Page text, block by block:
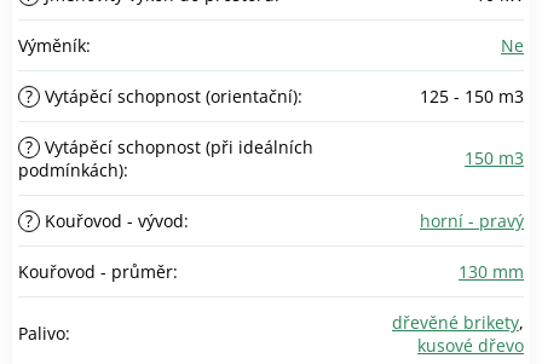
Výměník: Ne
? Vytápěcí schopnost (orientační): 125 - 150 m3
? Vytápěcí schopnost (při ideálních
podmínkách):
150 m3
? Kouřovod - vývod: horní - pravý
Kouřovod - průměr: 130 mm
Palivo: dřevěné brikety,
kusové dřevo